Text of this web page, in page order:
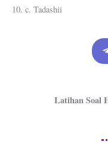
10. c. Tadashii
Latihan Soal